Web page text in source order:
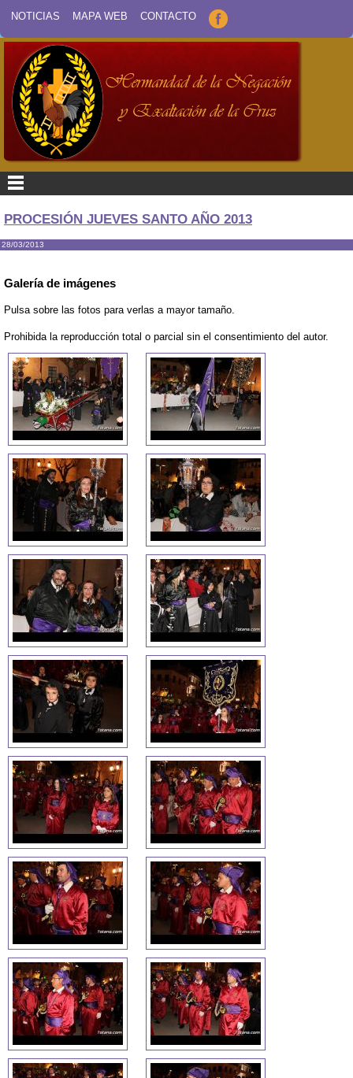
NOTICIAS MAPA WEB CONTACTO
PROCESIÓN JUEVES SANTO AÑO 2013
28/03/2013
Galería de imágenes
Pulsa sobre las fotos para verlas a mayor tamaño.
Prohibida la reproducción total o parcial sin el consentimiento del autor.